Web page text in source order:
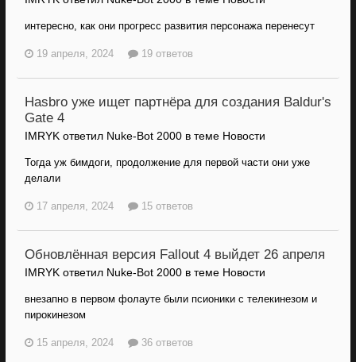
интересно, как они прогресс развития персонажа перенесут
19 апреля, 2024 19 ответов
Hasbro уже ищет партнёра для создания Baldur's
Gate 4
IMRYK ответил Nuke-Bot 2000 в теме Новости
Тогда уж бимдоги, продолжение для первой части они уже
делали
17 апреля, 2024 15 ответов
Обновлённая версия Fallout 4 выйдет 26 апреля
IMRYK ответил Nuke-Bot 2000 в теме Новости
внезапно в первом фолауте были псионики с телекинезом и
пирокинезом
15 апреля, 2024 36 ответов